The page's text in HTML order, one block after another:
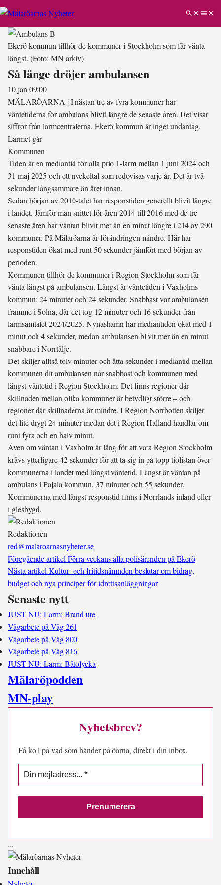
Ekerö kommun tillhör de kommuner i Stockholm som får vänta
längst. (Foto: MN arkiv)
Så länge dröjer ambulansen
10 jan 09:00
MÄLARÖARNA |I nästan tre av fyra kommuner har
väntetiderna för ambulans blivit längre de senaste åren. Det visar
siffror från larmcentralerna. Ekerö kommun är inget undantag.
Larmet går
Kommunen
Tiden är en mediantid för alla prio 1-larm mellan 1 juni 2024 och
31 maj 2025 och ett nyckeltal som redovisas varje år. Det är två
sekunder långsammare än året innan.
Sedan början av 2010-talet har responstiden generellt blivit längre
i landet. Jämför man snittet för åren 2014 till 2016 med de tre
senaste åren har väntan blivit mer än en minut längre i 214 av 290
kommuner. På Mälaröarna är förändringen mindre. Här har
responstiden ökat med runt 50 sekunder jämfört med början av
perioden.
Kommunen tillhör de kommuner i Region Stockholm som får
vänta längst på ambulansen. Längst är väntetiden i Vaxholms
kommun: 24 minuter och 24 sekunder. Snabbast var ambulansen
framme i Solna, där det tog 12 minuter och 16 sekunder från
larmsamtalet 2024/2025. Nynäshamn har mediantiden ökat med 1
minut och 4 sekunder, medan ambulansen blivit mer än en minut
snabbare i Norrtälje.
Det skiljer alltså tolv minuter och åtta sekunder i mediantid mellan
kommunen dit ambulansen når snabbast och kommunen med
längst väntetid i Region Stockholm. Det finns regioner där
skillnaden mellan olika kommuner är betydligt större – och
regioner där skillnaderna är mindre. I Region Norrbotten skiljer
det lite drygt 24 minuter medan det i Region Halland handlar om
runt fyra och en halv minut.
Även om väntan i Vaxholm är lång för att vara Region Stockholm
krävs ytterligare 42 sekunder för att ta sig in på topp tiolistan över
kommunerna i landet med längst väntetid. Längst är väntan på
ambulans i Pajala kommun, 37 minuter och 55 sekunder.
Kommunerna med längst responstid finns i Norrlands inland eller
i glesbygd.
Redaktionen
red@malaroarnasnyheter.se
Föregående artikel Förra veckans alla polisärenden på Ekerö
Nästa artikel Kultur- och fritidsnämnden beslutar om bidrag,
budget och nya principer för idrottsanläggningar
Senaste nytt
JUST NU: Larm: Brand ute
Vägarbete på Väg 261
Vägarbete på Väg 800
Vägarbete på Väg 816
JUST NU: Larm: Båtolycka
Mälaröpodden
MN-play
Nyhetsbrev?
Få koll på vad som händer på öarna, direkt i din inbox.
...
Innehåll